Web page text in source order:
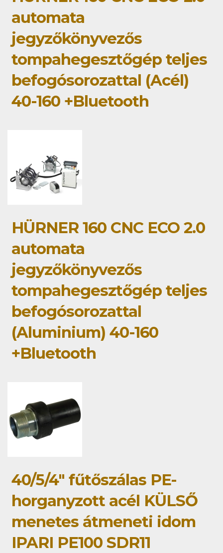
automata
jegyzőkönyvezős
tompahegesztőgép teljes
befogósorozattal (Acél)
40-160 +Bluetooth
HÜRNER 160 CNC ECO 2.0
automata
jegyzőkönyvezős
tompahegesztőgép teljes
befogósorozattal
(Aluminium) 40-160
+Bluetooth
40/5/4" fűtőszálas PE-
horganyzott acél KÜLSŐ
menetes átmeneti idom
IPARI PE100 SDR11